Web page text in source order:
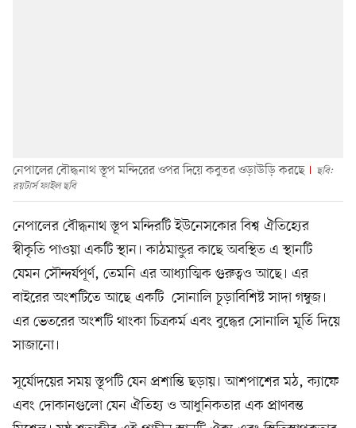
নেপালের বৌদ্ধনাথ স্তূপ মন্দিরের ওপর দিয়ে কবুতর ওড়াউড়ি করছে
ছবি:
রয়টার্স ফাইল ছবি
নেপালের বৌদ্ধনাথ স্তূপ মন্দিরটি ইউনেসকোর বিশ্ব ঐতিহ্যের
স্বীকৃতি পাওয়া একটি স্থান। কাঠমান্ডুর কাছে অবস্থিত এ স্থানটি
যেমন সৌন্দর্যপূর্ণ, তেমনি এর আধ্যাত্মিক গুরুত্বও আছে। এর
বাইরের অংশটিতে আছে একটি সোনালি চূড়াবিশিষ্ট সাদা গম্বুজ।
এর ভেতরের অংশটি থাংকা চিত্রকর্ম এবং বুদ্ধের সোনালি মূর্তি দিয়ে
সাজানো।
সূর্যোদয়ের সময় স্তূপটি যেন প্রশান্তি ছড়ায়। আশপাশের মঠ, ক্যাফে
এবং দোকানগুলো যেন ঐতিহ্য ও আধুনিকতার এক প্রাণবন্ত